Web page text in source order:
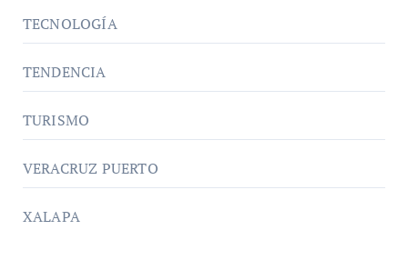
TECNOLOGÍA
TENDENCIA
TURISMO
VERACRUZ PUERTO
XALAPA